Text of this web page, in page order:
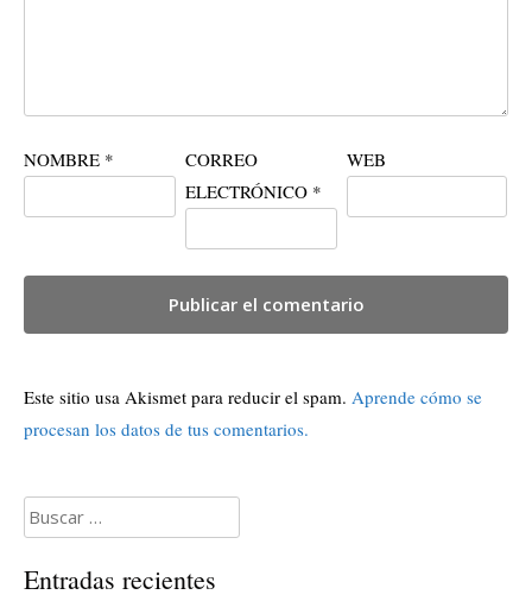
NOMBRE *
CORREO
ELECTRÓNICO *
WEB
Este sitio usa Akismet para reducir el spam. Aprende cómo se
procesan los datos de tus comentarios.
Buscar:
Entradas recientes